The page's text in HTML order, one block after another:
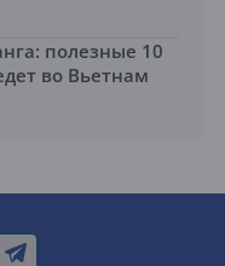
полезные 10
во Вьетнам